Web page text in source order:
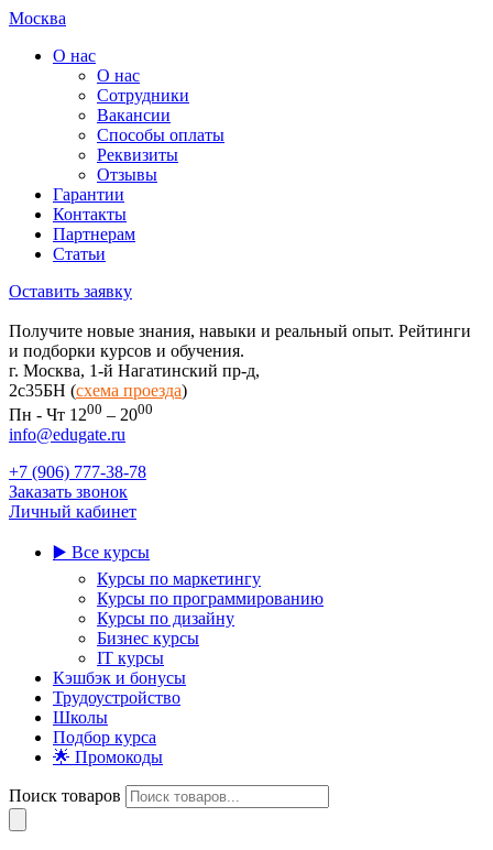
Москва
О нас
О нас
Сотрудники
Вакансии
Способы оплаты
Реквизиты
Отзывы
Гарантии
Контакты
Партнерам
Статьи
Оставить заявку
Получите новые знания, навыки и реальный опыт. Рейтинги
и подборки курсов и обучения.
г. Москва, 1-й Нагатинский пр-д,
2c35БН (схема проезда)
Пн - Чт 1200 – 2000
info@edugate.ru
+7 (906) 777-38-78
Заказать звонок
Личный кабинет
▶️ Все курсы
Курсы по маркетингу
Курсы по программированию
Курсы по дизайну
Бизнес курсы
IT курсы
Кэшбэк и бонусы
Трудоустройство
Школы
Подбор курса
🌟 Промокоды
Поиск товаров